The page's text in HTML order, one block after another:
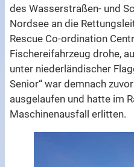
des Wasserstraßen- und
Nordsee an die
Rescue Co-ordination
Fischereifahrzeug drohe,
unter niederländischer
Senior“ war demnach
ausgelaufen und hatte im
Maschinenausfall erlitten.